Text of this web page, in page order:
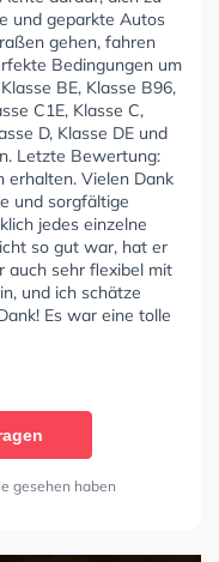
und geparkte Autos
gehen, fahren
Bedingungen um
BE, Klasse B96,
C1E, Klasse C,
D, Klasse DE und
Letzte Bewertung:
erhalten. Vielen Dank
und sorgfältige
jedes einzelne
so gut war, hat er
auch sehr flexibel mit
und ich schätze
Es war eine tolle
gesehen haben